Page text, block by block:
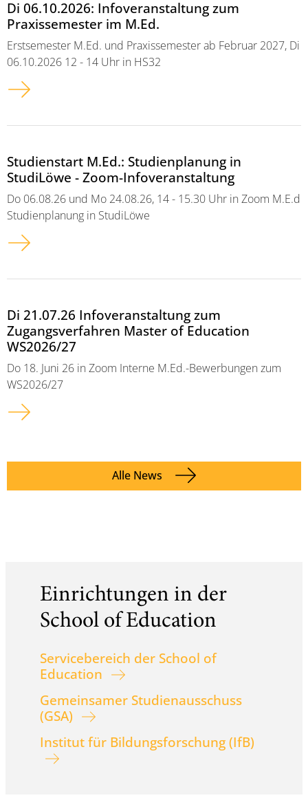
Di 06.10.2026: Infoveranstaltung zum
Praxissemester im M.Ed.
Erstsemester M.Ed. und Praxissemester ab Februar 2027, Di
06.10.2026 12 - 14 Uhr in HS32
Studienstart M.Ed.: Studienplanung in
StudiLöwe - Zoom-Infoveranstaltung
Do 06.08.26 und Mo 24.08.26, 14 - 15.30 Uhr in Zoom M.E.d
Studienplanung in StudiLöwe
Di 21.07.26 Infoveranstaltung zum
Zugangsverfahren Master of Education
WS2026/27
Do 18. Juni 26 in Zoom Interne M.Ed.-Bewerbungen zum
WS2026/27
Alle News
Einrichtungen in der
School of Education
Servicebereich der School of
Education
Gemeinsamer Studienausschuss
(GSA)
Institut für Bildungsforschung (IfB)